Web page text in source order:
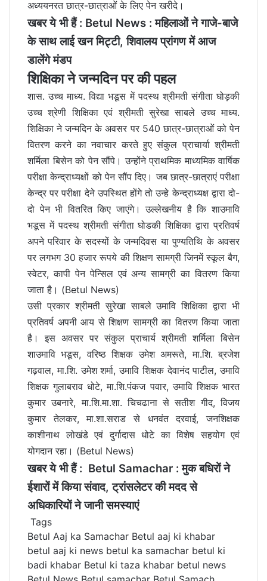
अध्ययनरत छात्र-छात्राओं के लिए पेन खरीदे।
खबर ये भी हैं : Betul News : महिलाओं ने गाजे-बाजे
के साथ लाई खन मिट्टी, शिवालय प्रांगण में आज
डालेंगे मंडप
शिक्षिका ने जन्मदिन पर की पहल
शास. उच्च माध्य. विद्या भडूस में पदस्थ श्रीमती संगीता घोड़की
उच्च श्रेणी शिक्षिका एवं श्रीमती सुरेखा साबले उच्च माध्य.
शिक्षिका ने जन्मदिन के अवसर पर 540 छात्र-छात्राओं को पेन
वितरण करने का नवाचार करते हुए संकुल प्राचार्या श्रीमती
शर्मिला बिसेन को पेन सौंपे। उन्होंने प्राथमिक माध्यमिक वार्षिक
परीक्षा केन्द्राध्यक्षों को पेन सौंप दिए। जब छात्र-छात्राएं परीक्षा
केन्द्र पर परीक्षा देने उपस्थित होंगे तो उन्हे केन्द्राध्यक्ष द्वारा दो-
दो पेन भी वितरित किए जाएंगे। उल्लेखनीय है कि शाउमावि
भडूस में पदस्थ श्रीमती संगीता घोडकी शिक्षिका द्वारा प्रतिवर्ष
अपने परिवार के सदस्यों के जन्मदिवस या पुण्यतिथि के अवसर
पर लगभग 30 हजार रूपये की शिक्षण सामग्री जिनमें स्कूल बैग,
स्वेटर, कापी पेन पेन्सिल एवं अन्य सामग्री का वितरण किया
जाता है। (Betul News)
उसी प्रकार श्रीमती सुरेखा साबले उमावि शिक्षिका द्वारा भी
प्रतिवर्ष अपनी आय से शिक्षण सामग्री का वितरण किया जाता
है। इस अवसर पर संकुल प्राचार्य श्रीमती शर्मिला बिसेन
शाउमावि भडूस, वरिष्ठ शिक्षक उमेश अमरूते, मा.शि. ब्रजेश
गढ़वाल, मा.शि. उमेश शर्मा, उमावि शिक्षक देवानंद पाटील, उमावि
शिक्षक गुलाबराव धोटे, मा.शि.पंकज पवार, उमावि शिक्षक भारत
कुमार उबनारे, मा.शि.मा.शा. चिचढाना से सतीश गीद, विजय
कुमार तेलकर, मा.शा.सराड से धनवंत दरवाई, जनशिक्षक
काशीनाथ लोखंडे एवं दुर्गादास धोटे का विशेष सहयोग एवं
योगदान रहा। (Betul News)
खबर ये भी हैं : Betul Samachar : मुक बधिरों ने
ईशारों में किया संवाद, ट्रांसलेटर की मदद से
अधिकारियों ने जानी समस्याएं
Tags
Betul Aaj ka Samachar Betul aaj ki khabar
betul aaj ki news betul ka samachar betul ki
badi khabar Betul ki taza khabar betul news